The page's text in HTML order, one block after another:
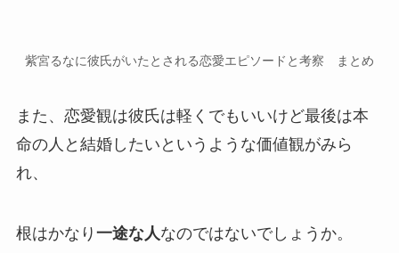
紫宮るなに彼氏がいたとされる恋愛エピソードと考察 まとめ
また、恋愛観は彼氏は軽くでもいいけど最後は本
命の人と結婚したいというような価値観がみら
れ、
根はかなり 一途な人 なのではないでしょうか。